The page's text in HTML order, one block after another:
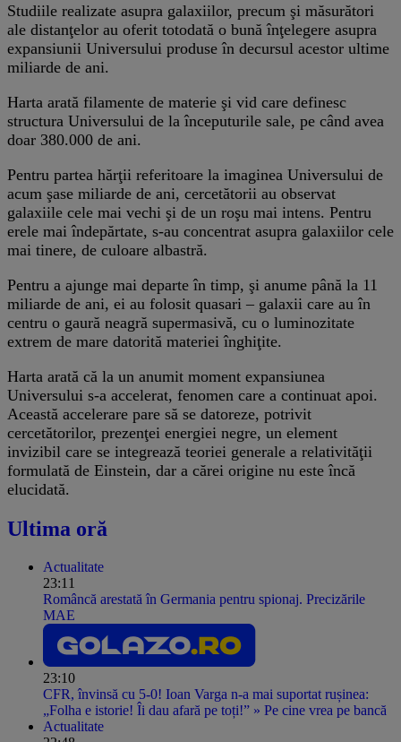
Studiile realizate asupra galaxiilor, precum şi măsurători
ale distanţelor au oferit totodată o bună înţelegere asupra
expansiunii Universului produse în decursul acestor ultime
miliarde de ani.
Harta arată filamente de materie şi vid care definesc
structura Universului de la începuturile sale, pe când avea
doar 380.000 de ani.
Pentru partea hărţii referitoare la imaginea Universului de
acum şase miliarde de ani, cercetătorii au observat
galaxiile cele mai vechi şi de un roşu mai intens. Pentru
erele mai îndepărtate, s-au concentrat asupra galaxiilor cele
mai tinere, de culoare albastră.
Pentru a ajunge mai departe în timp, şi anume până la 11
miliarde de ani, ei au folosit quasari – galaxii care au în
centru o gaură neagră supermasivă, cu o luminozitate
extrem de mare datorită materiei înghiţite.
Harta arată că la un anumit moment expansiunea
Universului s-a accelerat, fenomen care a continuat apoi.
Această accelerare pare să se datoreze, potrivit
cercetătorilor, prezenţei energiei negre, un element
invizibil care se integrează teoriei generale a relativităţii
formulată de Einstein, dar a cărei origine nu este încă
elucidată.
Ultima oră
Actualitate
23:11
Româncă arestată în Germania pentru spionaj. Precizările
MAE
23:10
CFR, învinsă cu 5-0! Ioan Varga n-a mai suportat rușinea:
„Folha e istorie! Îi dau afară pe toți!” » Pe cine vrea pe bancă
Actualitate